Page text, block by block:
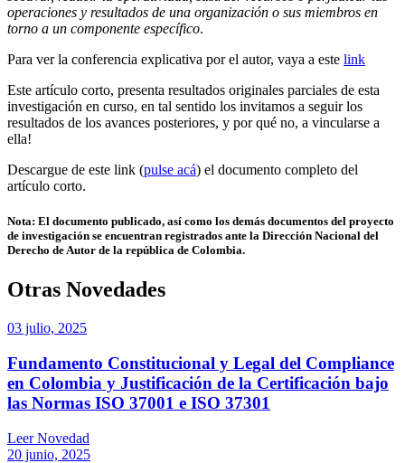
operaciones y resultados de una organización o sus miembros en
torno a un componente específico.
Para ver la conferencia explicativa por el autor, vaya a este link
Este artículo corto, presenta resultados originales parciales de esta
investigación en curso, en tal sentido los invitamos a seguir los
resultados de los avances posteriores, y por qué no, a vincularse a
ella!
Descargue de este link (pulse acá) el documento completo del
artículo corto.
Nota: El documento publicado, así como los demás documentos del proyecto
de investigación se encuentran registrados ante la Dirección Nacional del
Derecho de Autor de la república de Colombia.
Otras Novedades
03 julio, 2025
Fundamento Constitucional y Legal del Compliance
en Colombia y Justificación de la Certificación bajo
las Normas ISO 37001 e ISO 37301
Leer Novedad
20 junio, 2025